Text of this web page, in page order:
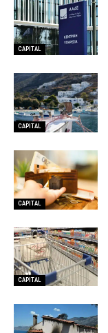
CAPITAL
CAPITAL
CAPITAL
CAPITAL